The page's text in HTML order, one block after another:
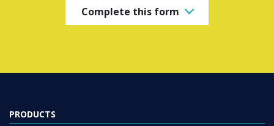
Complete this form
PRODUCTS